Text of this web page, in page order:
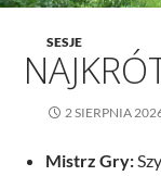
SESJE
2 SIERPNIA
Mistrz Gry: